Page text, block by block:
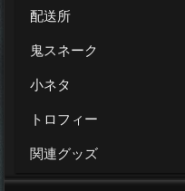
配送所
鬼スネーク
小ネタ
トロフィー
関連グッズ